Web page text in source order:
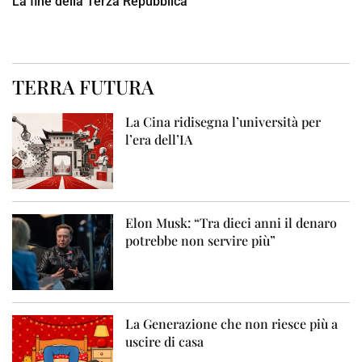
TERRA FUTURA
La Cina ridisegna l’università per
l’era dell’IA
Elon Musk: “Tra dieci anni il denaro
potrebbe non servire più”
La Generazione che non riesce più a
uscire di casa